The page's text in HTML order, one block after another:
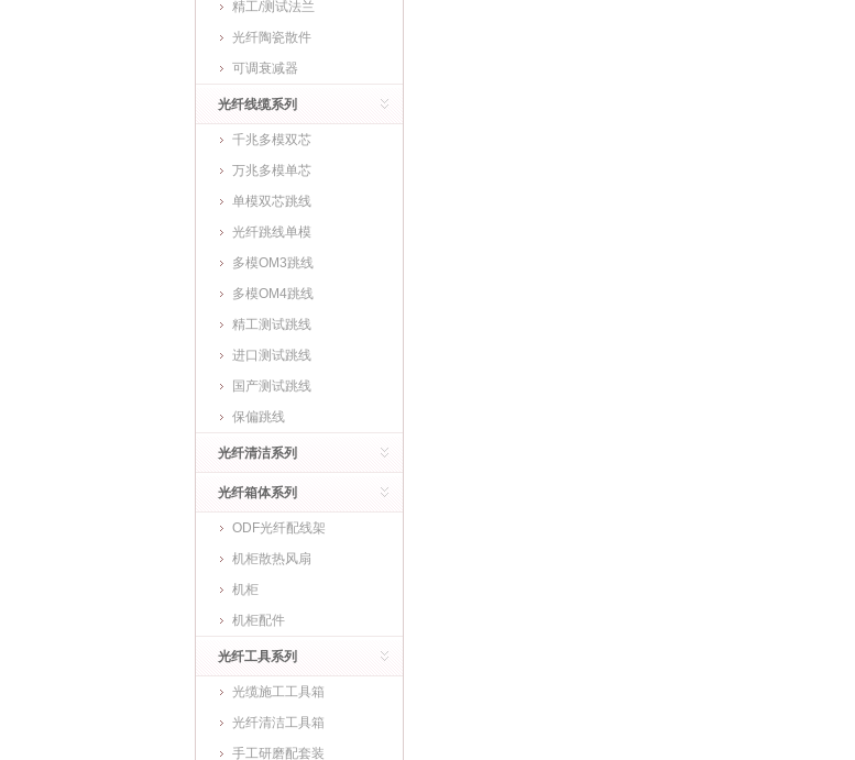
精工/测试法兰
光纤陶瓷散件
可调衰减器
光纤线缆系列
千兆多模双芯
万兆多模单芯
单模双芯跳线
光纤跳线单模
多模OM3跳线
多模OM4跳线
精工测试跳线
进口测试跳线
国产测试跳线
保偏跳线
光纤清洁系列
光纤箱体系列
ODF光纤配线架
机柜散热风扇
机柜
机柜配件
光纤工具系列
光缆施工工具箱
光纤清洁工具箱
手工研磨配套装